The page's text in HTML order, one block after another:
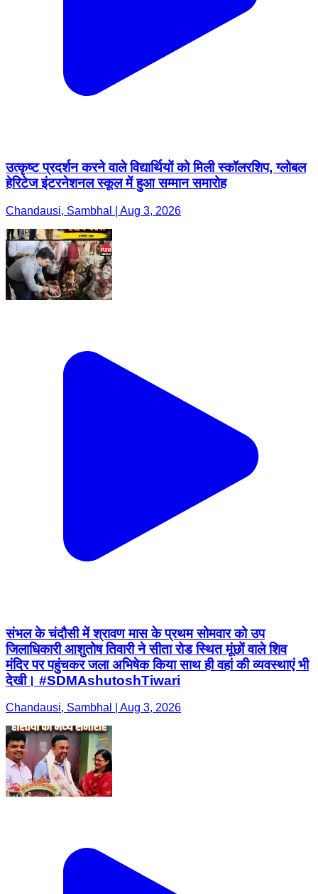
उत्कृष्ट प्रदर्शन करने वाले विद्यार्थियों को मिली स्कॉलरशिप, ग्लोबल
हेरिटेज इंटरनेशनल स्कूल में हुआ सम्मान समारोह
Chandausi, Sambhal | Aug 3, 2026
संभल के चंदौसी में श्रावण मास के प्रथम सोमवार को उप
जिलाधिकारी आशुतोष तिवारी ने सीता रोड स्थित मूंछों वाले शिव
मंदिर पर पहुंचकर जला अभिषेक किया साथ ही वहां की व्यवस्थाएं भी
देखी। #SDMAshutoshTiwari
Chandausi, Sambhal | Aug 3, 2026